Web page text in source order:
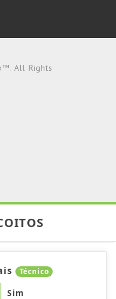
All Rights
Técnico
Sim